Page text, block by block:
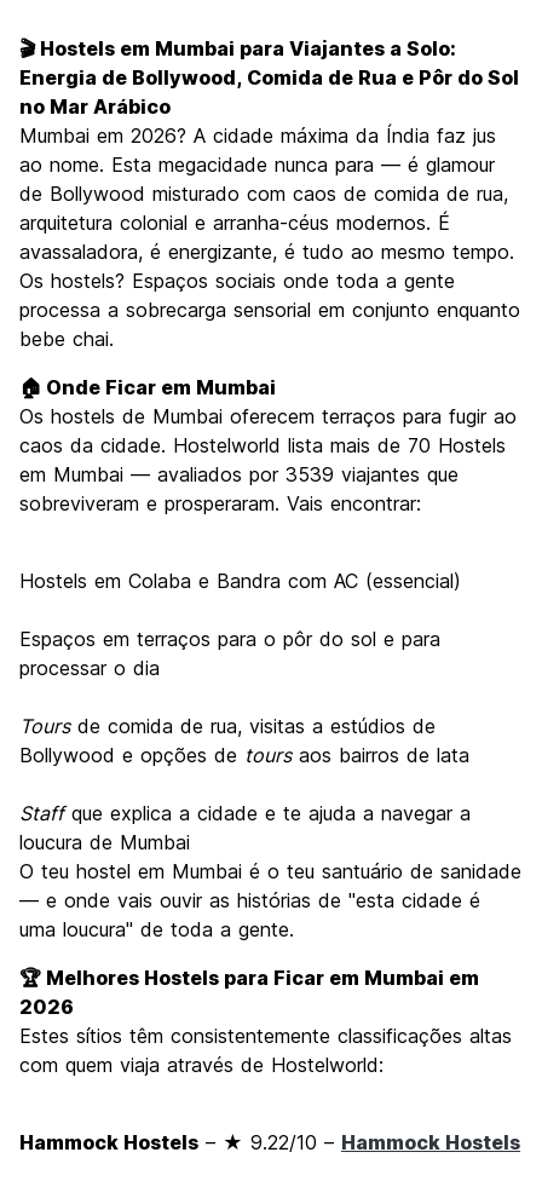
Cultura
7.7
Festas / vida noturna
Custo-beneficio
6.8
🎬 Hostels em Mumbai para Viajantes a Solo:
Energia de Bollywood, Comida de Rua e Pôr do Sol
no Mar Arábico
Mumbai em 2026? A cidade máxima da Índia faz jus
ao nome. Esta megacidade nunca para — é glamour
de Bollywood misturado com caos de comida de rua,
arquitetura colonial e arranha-céus modernos. É
avassaladora, é energizante, é tudo ao mesmo tempo.
Os hostels? Espaços sociais onde toda a gente
processa a sobrecarga sensorial em conjunto enquanto
bebe chai.
🏠 Onde Ficar em Mumbai
Os hostels de Mumbai oferecem terraços para fugir ao
caos da cidade. Hostelworld lista mais de 70 Hostels
em Mumbai — avaliados por 3539 viajantes que
sobreviveram e prosperaram. Vais encontrar:
Hostels em Colaba e Bandra com AC (essencial)
Espaços em terraços para o pôr do sol e para
processar o dia
Toursde comida de rua, visitas a estúdios de
Bollywood e opções de toursaos bairros de lata
Staffque explica a cidade e te ajuda a navegar a
loucura de Mumbai
O teu hostel em Mumbai é o teu santuário de sanidade
— e onde vais ouvir as histórias de "esta cidade é
uma loucura" de toda a gente.
🏆 Melhores Hostels para Ficar em Mumbai em
2026
Estes sítios têm consistentemente classificações altas
com quem viaja através de Hostelworld:
Hammock Hostels – ★ 9.22/10 – Hammock Hostels